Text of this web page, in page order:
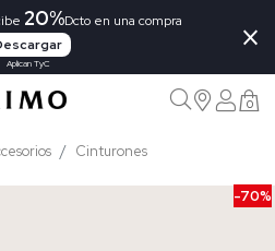
20%Dcto en una compra
Aplican TyC
×
0
Cinturones
-70%